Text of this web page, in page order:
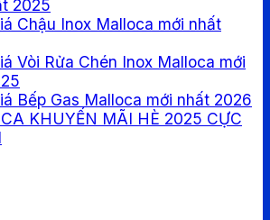
2025
Chậu Inox Malloca mới nhất
Vòi Rửa Chén Inox Malloca mới
Bếp Gas Malloca mới nhất 2026
KHUYẾN MÃI HÈ 2025 CỰC